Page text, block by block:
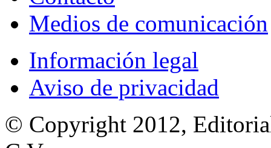
Medios de comunicación
Información legal
Aviso de privacidad
© Copyright 2012,